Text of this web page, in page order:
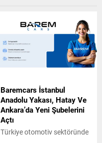
Baremcars İstanbul
Anadolu Yakası, Hatay Ve
Ankara’da Yeni Şubelerini
Açtı
Türkiye otomotiv sektöründe